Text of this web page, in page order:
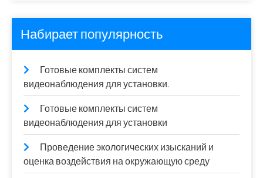
Набирает популярность
Готовые комплекты систем
видеонаблюдения для установки.
Готовые комплекты систем
видеонаблюдения для установки
Проведение экологических изысканий и
оценка воздействия на окружающую среду